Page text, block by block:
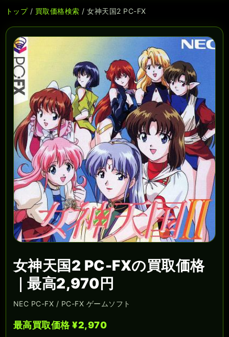
トップ/ 買取価格検索 / 女神天国2 PC-FX
女神天国2 PC-FXの買取価格
｜最高2,970円
NEC PC-FX / PC-FX ゲームソフト
最高買取価格 ¥2,970